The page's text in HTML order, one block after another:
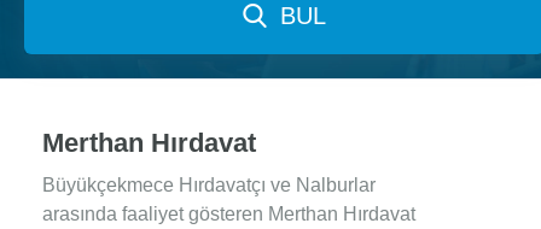
BUL
Merthan Hırdavat
Büyükçekmece Hırdavatçı ve Nalburlar
arasında faaliyet gösteren Merthan Hırdavat